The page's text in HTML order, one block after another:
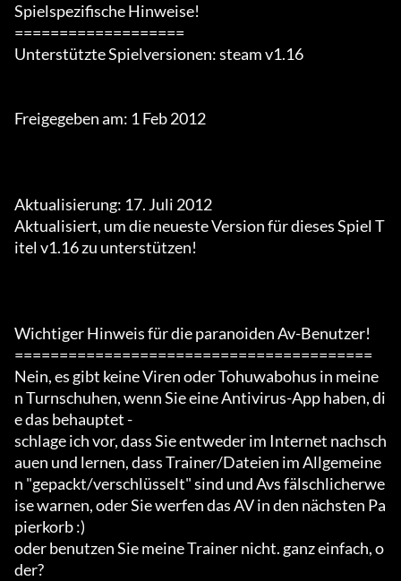
Spielspezifische Hinweise!
===================
Unterstützte Spielversionen: steam v1.16
Freigegeben am: 1 Feb 2012
Aktualisierung: 17. Juli 2012
Aktualisiert, um die neueste Version für dieses Spiel T
itel v1.16 zu unterstützen!
Wichtiger Hinweis für die paranoiden Av-Benutzer!
========================================
Nein, es gibt keine Viren oder Tohuwabohus in meine
n Turnschuhen, wenn Sie eine Antivirus-App haben, di
e das behauptet -
schlage ich vor, dass Sie entweder im Internet nachsch
auen und lernen, dass Trainer/Dateien im Allgemeine
n "gepackt/verschlüsselt" sind und Avs fälschlicherwe
ise warnen, oder Sie werfen das AV in den nächsten Pa
pierkorb :)
oder benutzen Sie meine Trainer nicht. ganz einfach, o
der?